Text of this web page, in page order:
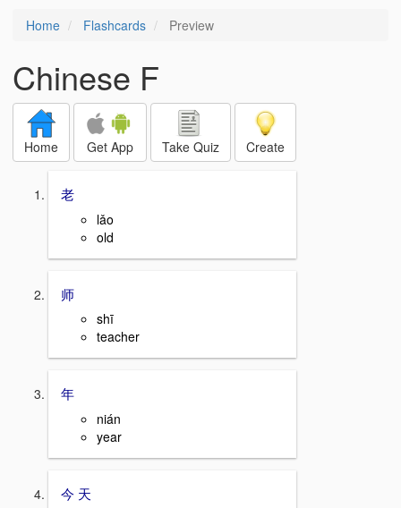
Home Flashcards Preview
Chinese F
Home Get App Take Quiz Create
老
lǎo
old
师
shī
teacher
年
nián
year
今 天